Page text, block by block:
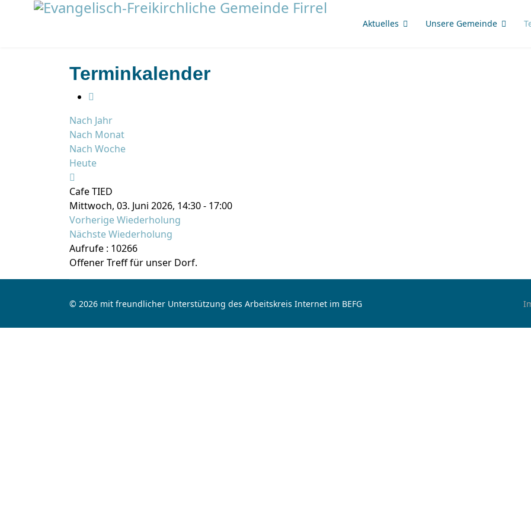
Aktuelles Unsere Gemeinde
Terminkalender
Nach Jahr
Nach Monat
Nach Woche
Heute
Cafe TIED
Mittwoch, 03. Juni 2026, 14:30 - 17:00
Vorherige Wiederholung
Nächste Wiederholung
Aufrufe : 10266
Offener Treff für unser Dorf.
© 2026 mit freundlicher Unterstützung des Arbeitskreis Internet im BEFG